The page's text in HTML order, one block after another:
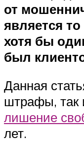
от
является
хотя бы
был
Данная
штрафы, так
лишение
лет.